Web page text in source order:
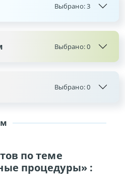
по теме
процедуры» :
Выбрано:3
Выбрано:0
Выбрано:0